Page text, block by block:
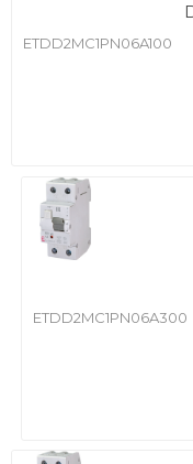
ETDD2MC1PN06A100
ETDD2MC1PN06A300